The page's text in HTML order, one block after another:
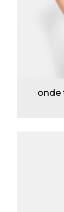
onde